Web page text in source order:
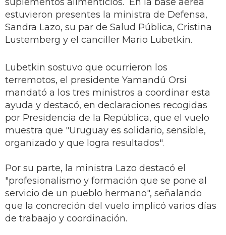
estuvieron presentes la ministra de Defensa,
Sandra Lazo, su par de Salud Pública, Cristina
Lustemberg y el canciller Mario Lubetkin.
Lubetkin sostuvo que ocurrieron los
terremotos, el presidente Yamandú Orsi
mandató a los tres ministros a coordinar esta
ayuda y destacó, en declaraciones recogidas
por Presidencia de la República, que el vuelo
muestra que "Uruguay es solidario, sensible,
organizado y que logra resultados".
Por su parte, la ministra Lazo destacó el
"profesionalismo y formación que se pone al
servicio de un pueblo hermano", señalando
que la concreción del vuelo implicó varios días
de trabaajo y coordinación.